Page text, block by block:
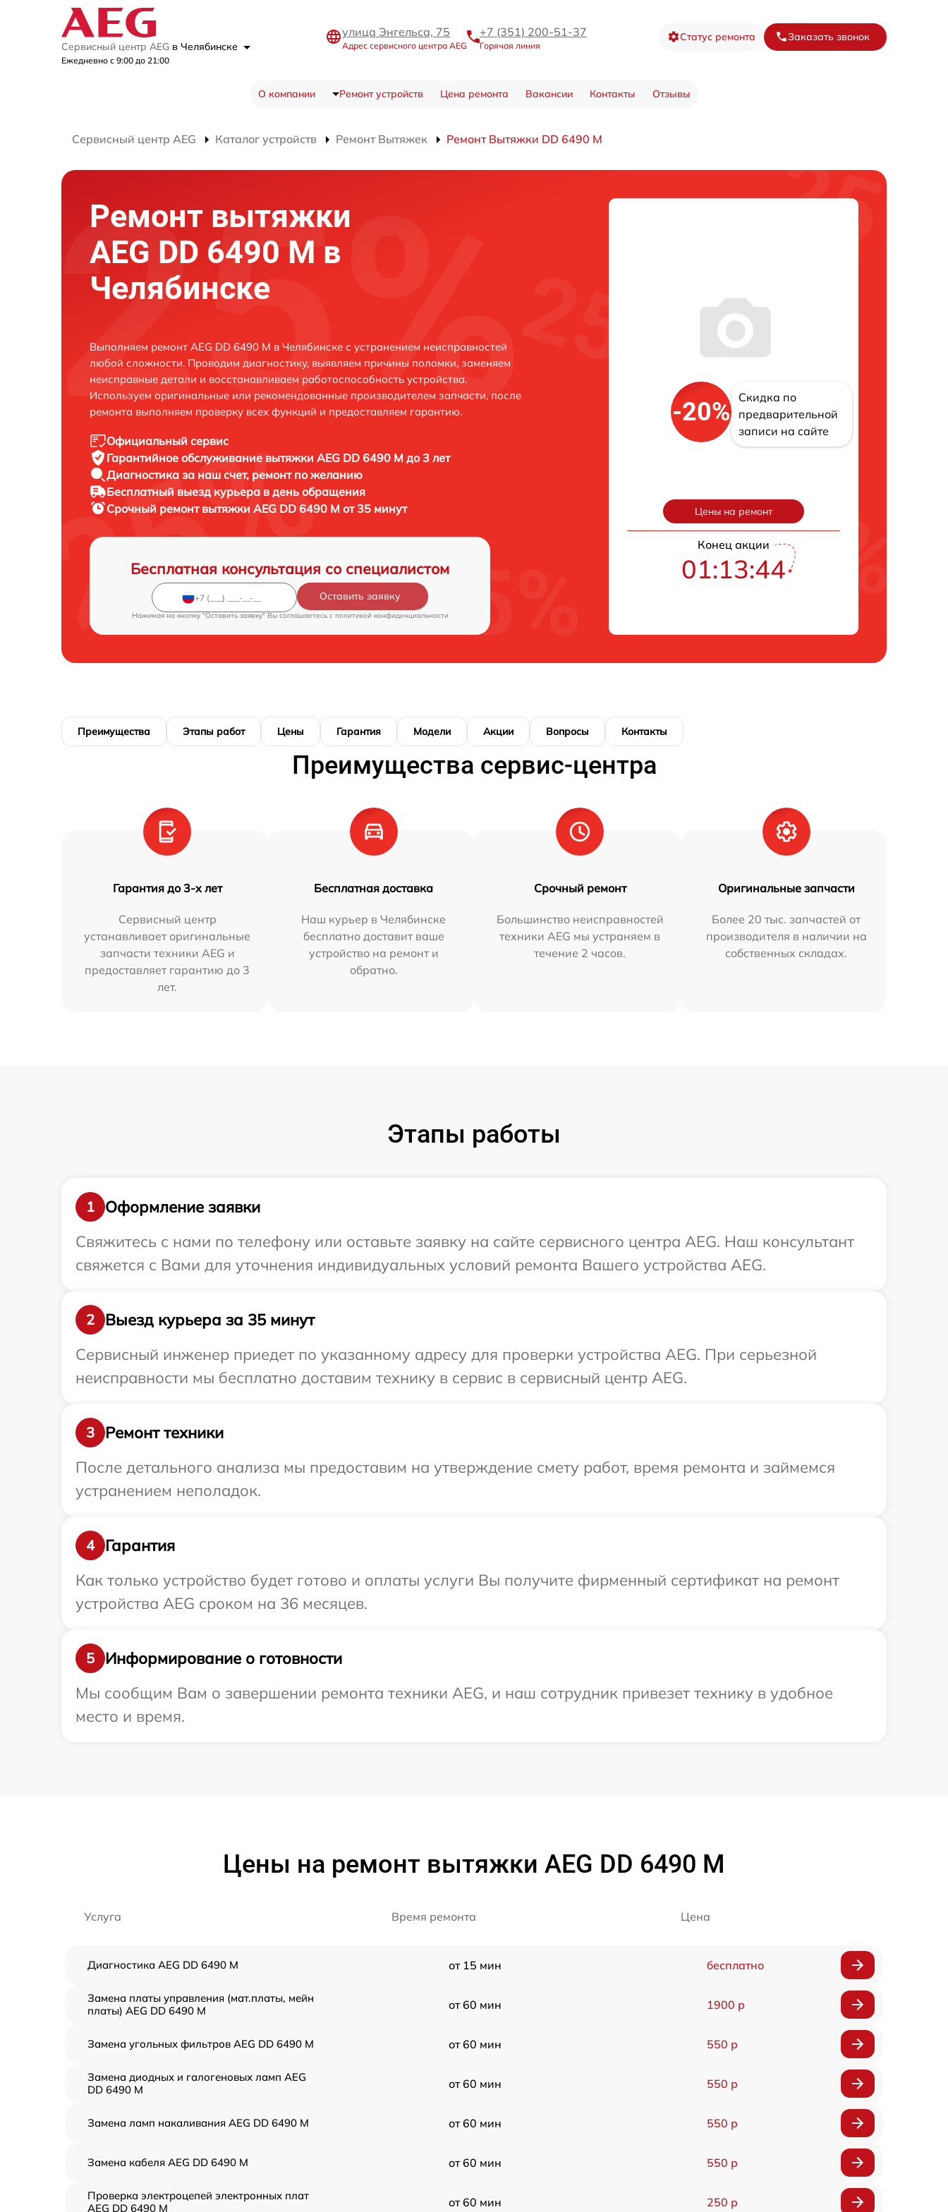
Сервисный центр AEG в Челябинске
Ежедневно с 9:00 до 21:00
улица Энгельса, 75
Адрес сервисного центра AEG
+7 (351) 200-51-37
Горячая линия
Статус ремонта Заказать звонок
О компании Ремонт устройств Цена ремонта Вакансии Контакты Отзывы
Сервисный центр AEG Каталог устройств Ремонт Вытяжек Ремонт Вытяжки DD 6490 M
Ремонт вытяжки
AEG DD 6490 M в
Челябинске
Выполняем ремонт AEG DD 6490 M в Челябинске с устранением неисправностей
любой сложности. Проводим диагностику, выявляем причины поломки, заменяем
неисправные детали и восстанавливаем работоспособность устройства.
Используем оригинальные или рекомендованные производителем запчасти, после
ремонта выполняем проверку всех функций и предоставляем гарантию.
Официальный сервис
Гарантийное обслуживание вытяжки AEG DD 6490 M до 3 лет
Диагностика за наш счет, ремонт по желанию
Бесплатный выезд курьера в день обращения
Срочный ремонт вытяжки AEG DD 6490 M от 35 минут
Бесплатная консультация со специалистом
Оставить заявку
Нажимая на кнопку "Оставить заявку" Вы соглашаетесь c политикой конфиденциальности
-20%
Скидка по
предварительной
записи на сайте
Цены на ремонт
Конец акции
01:13:43
Преимущества Этапы работ Цены Гарантия Модели Акции Вопросы Контакты
Преимущества сервис-центра
Гарантия до 3-х лет
Сервисный центр
устанавливает оригинальные
запчасти техники AEG и
предоставляет гарантию до 3
лет.
Бесплатная доставка
Наш курьер в Челябинске
бесплатно доставит ваше
устройство на ремонт и
обратно.
Срочный ремонт
Большинство неисправностей
техники AEG мы устраняем в
течение 2 часов.
Оригинальные запчасти
Более 20 тыс. запчастей от
производителя в наличии на
собственных складах.
Этапы работы
1
Оформление заявки
Свяжитесь с нами по телефону или оставьте заявку на сайте сервисного центра AEG. Наш консультант
свяжется с Вами для уточнения индивидуальных условий ремонта Вашего устройства AEG.
2
Выезд курьера за 35 минут
Сервисный инженер приедет по указанному адресу для проверки устройства AEG. При серьезной
неисправности мы бесплатно доставим технику в сервис в сервисный центр AEG.
3
Ремонт техники
После детального анализа мы предоставим на утверждение смету работ, время ремонта и займемся
устранением неполадок.
4
Гарантия
Как только устройство будет готово и оплаты услуги Вы получите фирменный сертификат на ремонт
устройства AEG сроком на 36 месяцев.
5
Информирование о готовности
Мы сообщим Вам о завершении ремонта техники AEG, и наш сотрудник привезет технику в удобное
место и время.
Цены на ремонт вытяжки AEG DD 6490 M
Услуга Время ремонта Цена
Диагностика AEG DD 6490 M от 15 мин бесплатно
Замена платы управления (мат.платы, мейн
платы) AEG DD 6490 M
от 60 мин 1900 р
Замена угольных фильтров AEG DD 6490 M от 60 мин 550 р
Замена диодных и галогеновых ламп AEG
DD 6490 M
от 60 мин 550 р
Замена ламп накаливания AEG DD 6490 M от 60 мин 550 р
Замена кабеля AEG DD 6490 M от 60 мин 550 р
Проверка электроцепей электронных плат
AEG DD 6490 M
от 60 мин 250 р